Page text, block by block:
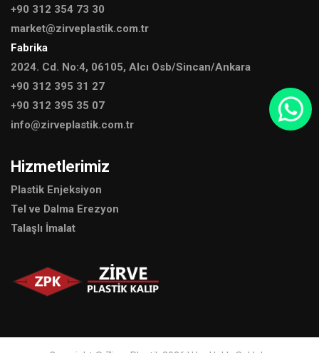
+90 312 354 73 30
market@zirveplastik.com.tr
Fabrika
2024. Cd. No:4, 06105, Alcı Osb/Sincan/Ankara
+90 312 395 31 27
+90 312 395 35 07
info@zirveplastik.com.tr
Hizmetlerimiz
Plastik Enjeksiyon
Tel ve Dalma Erezyon
Talaşlı İmalat